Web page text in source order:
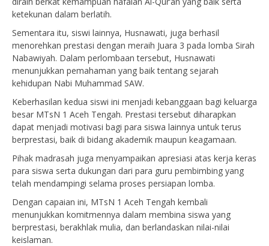
ketekunan dalam berlatih.
Sementara itu, siswi lainnya, Husnawati, juga berhasil
menorehkan prestasi dengan meraih Juara 3 pada lomba Sirah
Nabawiyah. Dalam perlombaan tersebut, Husnawati
menunjukkan pemahaman yang baik tentang sejarah
kehidupan Nabi Muhammad SAW.
Keberhasilan kedua siswi ini menjadi kebanggaan bagi keluarga
besar MTsN 1 Aceh Tengah. Prestasi tersebut diharapkan
dapat menjadi motivasi bagi para siswa lainnya untuk terus
berprestasi, baik di bidang akademik maupun keagamaan.
Pihak madrasah juga menyampaikan apresiasi atas kerja keras
para siswa serta dukungan dari para guru pembimbing yang
telah mendampingi selama proses persiapan lomba.
Dengan capaian ini, MTsN 1 Aceh Tengah kembali
menunjukkan komitmennya dalam membina siswa yang
berprestasi, berakhlak mulia, dan berlandaskan nilai-nilai
keislaman.